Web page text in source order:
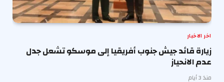
اخر الاخبار
زيارة قائد جيش جنوب أفريقيا إلى موسكو تشعل جدل
عدم الانحياز
منذ 3 أيام